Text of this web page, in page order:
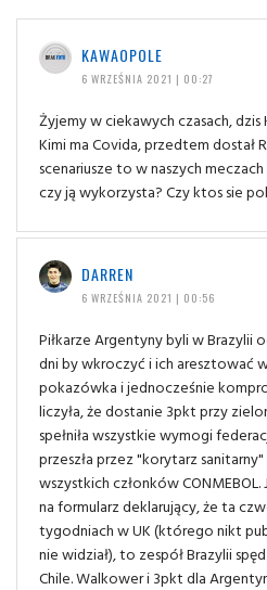
KAWAOPOLE
6 WRZEŚNIA 2021 | 00:27
Żyjemy w ciekawych czasach,
Kimi ma Covida, przedtem dostał
scenariusze to w naszych
czy ją wykorzysta? Czy ktos sie
DARREN
6 WRZEŚNIA 2021 | 00:56
Piłkarze Argentyny byli w Brazylii
dni by wkroczyć i ich aresztować
pokazówka i jednocześnie
liczyła, że dostanie 3pkt przy
spełniła wszystkie wymogi
przeszła przez "korytarz
wszystkich członków
na formularz deklarujący, że ta
tygodniach w UK (którego nikt
nie widział), to zespół Brazylii
Chile. Walkower i 3pkt dla